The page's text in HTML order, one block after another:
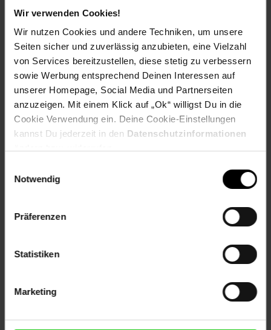
Wir verwenden Cookies!
Wir nutzen Cookies und andere Techniken, um unsere
Seiten sicher und zuverlässig anzubieten, eine Vielzahl
von Services bereitzustellen, diese stetig zu verbessern
sowie Werbung entsprechend Deinen Interessen auf
unserer Homepage, Social Media und Partnerseiten
anzuzeigen. Mit einem Klick auf „Ok“ willigst Du in die
Cookie Verwendung ein. Deine Cookie-Einstellungen
kannst Du jederzeit in den Datenschutzinformationen
Notwendig
Präferenzen
Statistiken
Marketing
Griffe: Gold-Optik
Füße: Schwarz
Blende: Goldkraft
Maße
Total: 60 x 82 x 51,6 cm (BxHxT)
Blende: 9,6 cm (H)
Füße 4x (höhenverstellbar): 9,6 - 12 cm
Gewicht
Korpus, Blende: Spanplatte, 16 mm, furniert
Verbindungselemente: Metall
- 2x Drehtür
- 4x Füße
- 1x Blende